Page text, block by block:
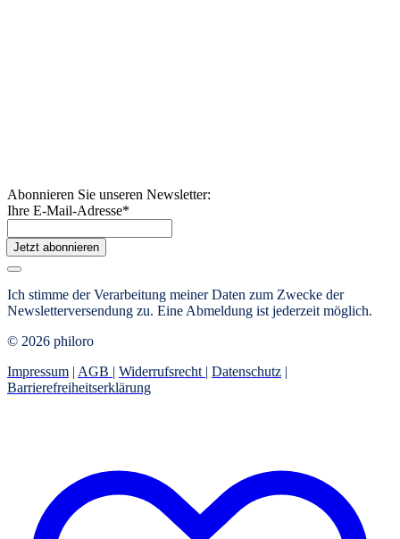
Abonnieren Sie unseren Newsletter:
Ihre E-Mail-Adresse*
Jetzt abonnieren
Ich stimme der Verarbeitung meiner Daten zum Zwecke der
Newsletterversendung zu. Eine Abmeldung ist jederzeit möglich.
© 2026 philoro
Impressum | AGB | Widerrufsrecht | Datenschutz |
Barrierefreiheitserklärung